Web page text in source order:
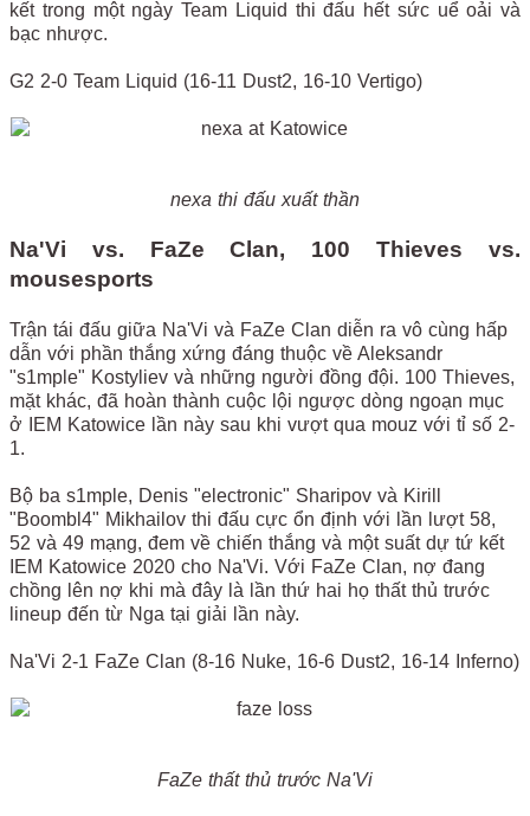
kết trong một ngày Team Liquid thi đấu hết sức uể oải và
bạc nhược.
G2 2-0 Team Liquid (16-11 Dust2, 16-10 Vertigo)
nexa thi đấu xuất thần
Na'Vi vs. FaZe Clan, 100 Thieves vs.
mousesports
Trận tái đấu giữa Na'Vi và FaZe Clan diễn ra vô cùng hấp
dẫn với phần thắng xứng đáng thuộc về Aleksandr
"s1mple" Kostyliev và những người đồng đội. 100 Thieves,
mặt khác, đã hoàn thành cuộc lội ngược dòng ngoạn mục
ở IEM Katowice lần này sau khi vượt qua mouz với tỉ số 2-
1.
Bộ ba s1mple, Denis "electronic" Sharipov và Kirill
"Boombl4" Mikhailov thi đấu cực ổn định với lần lượt 58,
52 và 49 mạng, đem về chiến thắng và một suất dự tứ kết
IEM Katowice 2020 cho Na'Vi. Với FaZe Clan, nợ đang
chồng lên nợ khi mà đây là lần thứ hai họ thất thủ trước
lineup đến từ Nga tại giải lần này.
Na'Vi 2-1 FaZe Clan (8-16 Nuke, 16-6 Dust2, 16-14 Inferno)
FaZe thất thủ trước Na'Vi